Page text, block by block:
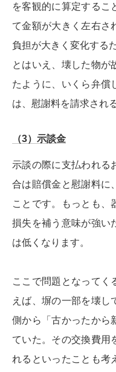
を客観的に算定するこ
て金額が大きく左右さ
負担が大きく変化する
とはいえ、壊した物が
たように、いくら弁償
は、慰謝料を請求され
（3）示談金
示談の際に支払われる
合は賠償金と慰謝料に
ことです。もっとも、
損失を補う意味が強い
は低くなります。
ここで問題となってく
えば、塀の一部を壊し
側から「古かったから
ていた。その交換費用
れるといったことも考